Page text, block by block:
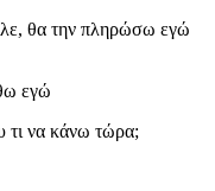
θα την πληρώσω εγώ
εγώ
τι να κάνω τώρα;